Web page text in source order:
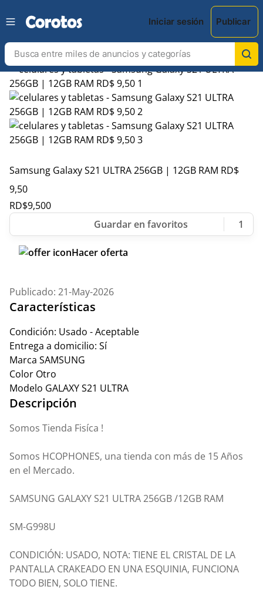
Iniciar sesión Publicar
Samsung Galaxy S21 ULTRA 256GB | 12GB RAM RD$
9,50
RD$9,500
1
Hacer oferta
Publicado: 21-May-2026
Características
Condición: Usado - Aceptable
Entrega a domicilio: Sí
Marca SAMSUNG
Color Otro
Modelo GALAXY S21 ULTRA
Descripción
Somos Tienda Fisíca !
Somos HCOPHONES, una tienda con más de 15 Años
en el Mercado.
SAMSUNG GALAXY S21 ULTRA 256GB /12GB RAM
SM-G998U
CONDICIÓN: USADO, NOTA: TIENE EL CRISTAL DE LA
PANTALLA CRAKEADO EN UNA ESQUINIA, FUNCIONA
TODO BIEN, SOLO TIENE.